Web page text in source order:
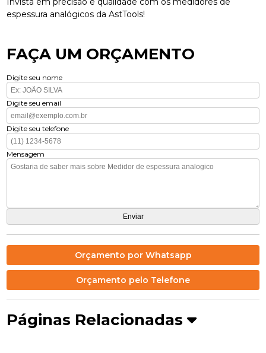
espessura analógicos da AstTools!
FAÇA UM ORÇAMENTO
Digite seu nome
Digite seu email
Digite seu telefone
Mensagem
Orçamento por Whatsapp
Orçamento pelo Telefone
Páginas Relacionadas